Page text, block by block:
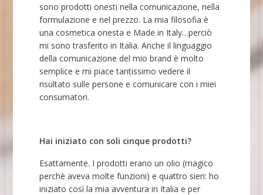
sono prodotti onesti nella comunicazione, nella
formulazione e nel prezzo. La mia filosofia è
una cosmetica onesta e Made in Italy…perciò
mi sono trasferito in Italia. Anche il linguaggio
della comunicazione del mio brand è molto
semplice e mi piace tantissimo vedere il
risultato sulle persone e comunicare con i miei
consumatori.
Hai iniziato con soli cinque prodotti?
Esattamente. I prodotti erano un olio (magico
perchè aveva molte funzioni) e quattro sieri: ho
iniziato così la mia avventura in Italia e per